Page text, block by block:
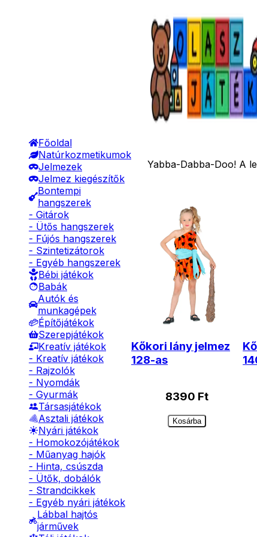
Főoldal
Natúrkozmetikumok
Jelmezek
Jelmez kiegészítők
Bontempi
hangszerek
- Gitárok
- Ütős hangszerek
- Fújós hangszerek
- Szintetizátorok
- Egyéb hangszerek
Bébi játékok
Babák
Autók és
munkagépek
Építőjátékok
Szerepjátékok
Kreatív játékok
- Kreatív játékok
- Rajzolók
- Nyomdák
- Gyurmák
Társasjátékok
Asztali játékok
Nyári játékok
- Homokozójátékok
- Műanyag hajók
- Hinta, csúszda
- Ütők, dobálók
- Strandcikkek
- Egyéb nyári játékok
Lábbal hajtós
járművek
Yabba-Dabba-Doo! A
Kőkori lány jelmez
128-as
8390 Ft
Kosárba